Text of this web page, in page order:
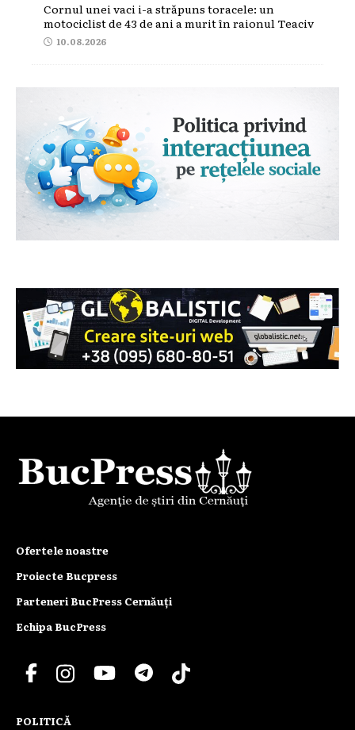
Cornul unei vaci i-a străpuns toracele: un
motociclist de 43 de ani a murit în raionul Teaciv
10.08.2026
Ofertele noastre
Proiecte Bucpress
Parteneri BucPress Cernăuți
Echipa BucPress
POLITICĂ